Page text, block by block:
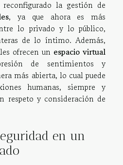
la gestión de
, ya que ahora es más
lo privado y lo público,
de lo íntimo. Además,
ofrecen un espacio virtual
de sentimientos y
más abierta, lo cual puede
humanas, siempre y
respeto y consideración de
en un